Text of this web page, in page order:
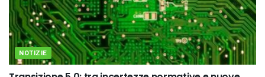
NOTIZIE